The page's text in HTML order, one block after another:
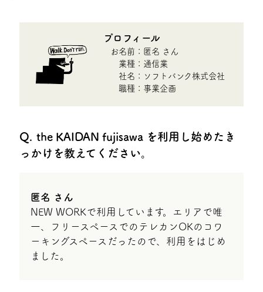
プロフィール
お名前： 匿名 さん
業種： 通信業
社名： ソフトバンク株式会社
職種： 事業企画
the KAIDAN fujisawa を利用し始めたき
っかけを教えてください。
匿名 さん
NEW WORKで利用しています。エリアで唯
一、フリースペースでのテレカンOKのコワ
ーキングスペースだったので、利用をはじめ
ました。